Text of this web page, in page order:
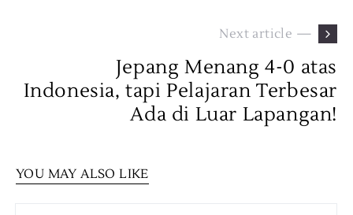
Next article —
Jepang Menang 4-0 atas
Indonesia, tapi Pelajaran Terbesar
Ada di Luar Lapangan!
YOU MAY ALSO LIKE